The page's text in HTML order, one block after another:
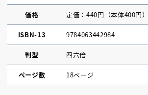
価格 定価：440円（本体400円）
ISBN-13 9784063442984
判型 四六倍
ページ数 18ページ